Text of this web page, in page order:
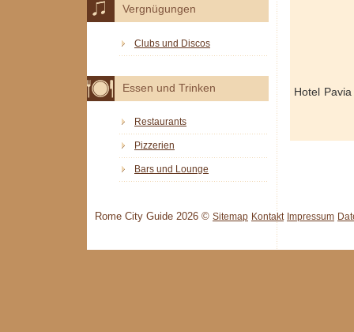
Hotel
Vergnügungen
Clubs und Discos
Essen und Trinken
Restaurants
Pizzerien
Bars und Lounge
Rome City Guide 2026 © Sitemap Kontakt Impressum